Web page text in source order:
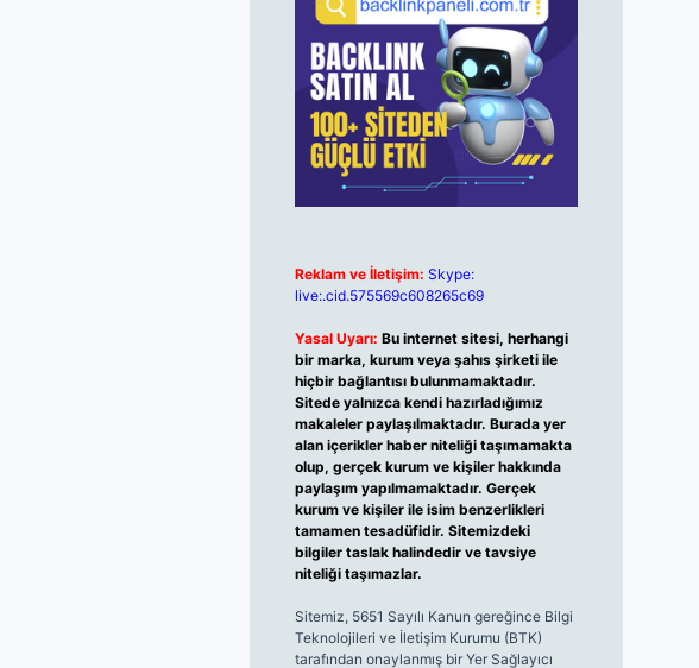
Reklam ve İletişim: Skype:
live:.cid.575569c608265c69
Yasal Uyarı: Bu internet sitesi, herhangi
bir marka, kurum veya şahıs şirketi ile
hiçbir bağlantısı bulunmamaktadır.
Sitede yalnızca kendi hazırladığımız
makaleler paylaşılmaktadır. Burada yer
alan içerikler haber niteliği taşımamakta
olup, gerçek kurum ve kişiler hakkında
paylaşım yapılmamaktadır. Gerçek
kurum ve kişiler ile isim benzerlikleri
tamamen tesadüfidir. Sitemizdeki
bilgiler taslak halindedir ve tavsiye
niteliği taşımazlar.
Sitemiz, 5651 Sayılı Kanun gereğince Bilgi
Teknolojileri ve İletişim Kurumu (BTK)
tarafından onaylanmış bir Yer Sağlayıcı